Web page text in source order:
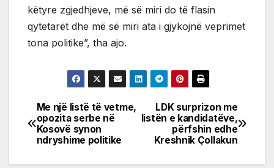
këtyre zgjedhjeve, më së miri do të flasin
qytetarët dhe më së miri ata i gjykojnë veprimet
tona politike”, tha ajo.
Post
navigation
LDK surprizon me
listën e kandidatëve,
përfshin edhe
Kreshnik Çollakun
Me një listë të vetme,
opozita serbe në
Kosovë synon
ndryshime politike